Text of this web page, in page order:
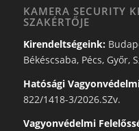
KAMERA SECURITY
SZAKÉRTŐJE
Kirendeltségeink:
Békéscsaba, Pécs, Győr,
Hatósági
822/1418-3/2026.SZv.
Vagyonvédelmi